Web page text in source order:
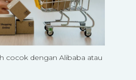
cocok dengan Alibaba atau